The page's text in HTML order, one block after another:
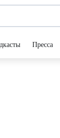
Пресса